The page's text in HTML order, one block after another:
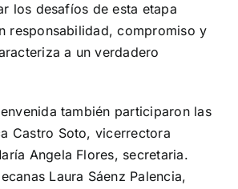
los desafíos de esta etapa
responsabilidad, compromiso y
a un verdadero
también participaron las
Castro Soto, vicerrectora
Angela Flores, secretaria.
Laura Sáenz Palencia,